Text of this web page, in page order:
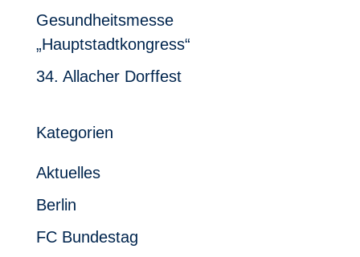
Gesundheitsmesse
„Hauptstadtkongress“
34. Allacher Dorffest
Kategorien
Aktuelles
Berlin
FC Bundestag